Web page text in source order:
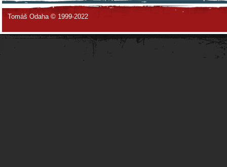
Tomáš Odaha © 1999-2022